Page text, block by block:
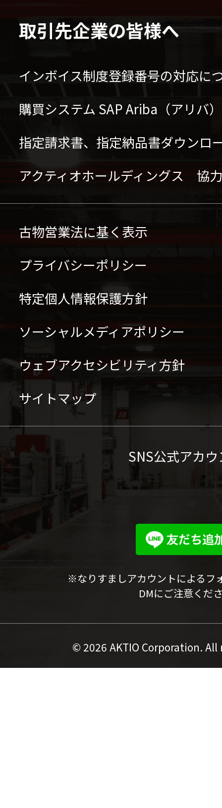
取引先企業の皆様へ
インボイス制度登録番号の対応に
購買システム SAP Ariba（アリバ
指定請求書、指定納品書ダウンロ
アクティオホールディングス 協
古物営業法に基く表示
プライバシーポリシー
特定個人情報保護方針
ソーシャルメディアポリシー
ウェブアクセシビリティ方針
サイトマップ
SNS公式アカ
※なりすましアカウントによるフ
DMにご注意くだ
© 2026 AKTIO Corporation.